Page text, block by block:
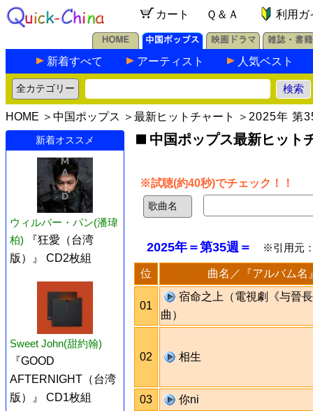
カート Ｑ＆Ａ 利用ガ
新着すべて アーティスト 人気ベスト
HOME ＞ 中国ポップス ＞ 最新ヒットチャート ＞ 2025年 第
新着オススメ
ウィルバー・パン(潘瑋
柏)
『狂愛（台湾
版）』 CD2枚組
Sweet John(甜約翰)
『GOOD
AFTERNIGHT（台湾
版）』 CD1枚組
中国ポップス最新ヒット
※試聴(約40秒)でチェック！！
2025年＝第35週＝ ※引用元
位 曲名／『アルバム名
01
宿命之上（電視劇《与晉
曲）
02 相生
03 你ni